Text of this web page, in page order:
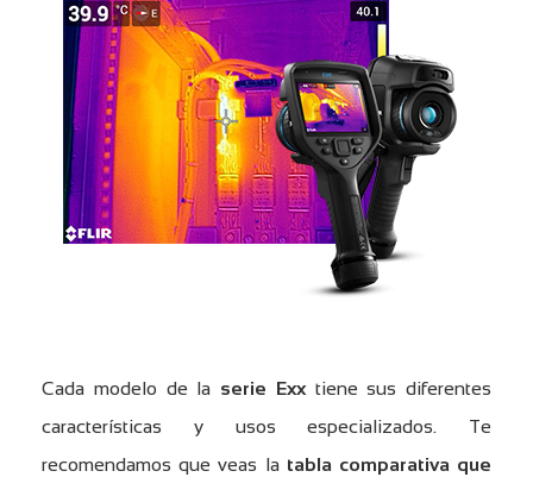
Cada modelo de la serie Exxtiene sus diferentes
características y usos especializados. Te
recomendamos que veas la tabla comparativa que